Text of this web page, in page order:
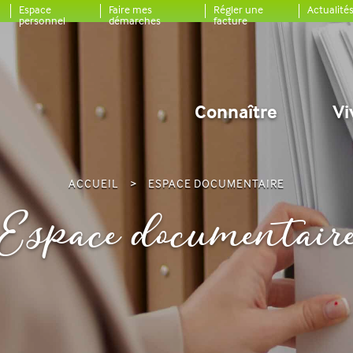
Espace
personnel
Faire mes
démarches
Régler une
facture
Actualités
Connaître
ACCUEIL ESPACE DOCUMENTAIRE